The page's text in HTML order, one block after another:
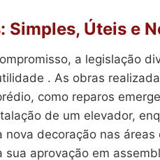
Simples, Úteis e
a legislação
. As obras
como reparos
de um elevador,
decoração nas
aprovação em